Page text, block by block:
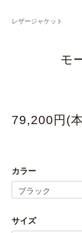
レザージャケット
モ
79,200円(
カラー
サイズ